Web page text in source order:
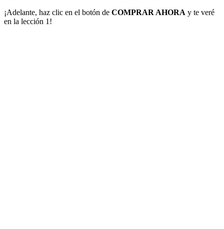
¡Adelante, haz clic en el botón de COMPRAR AHORA y te veré
en la lección 1!